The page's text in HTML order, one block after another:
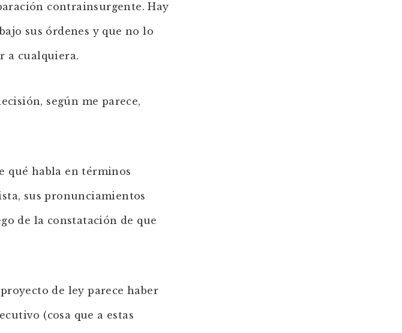
contrainsurgente. Hay
sus órdenes y que no lo
a cualquiera.
según me parece,
qué habla en términos
sus pronunciamientos
de la constatación de que
de ley parece haber
(cosa que a estas